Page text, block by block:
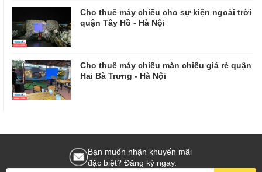
Cho thuê máy chiếu cho sự kiện ngoài trời
quận Tây Hồ - Hà Nội
Cho thuê máy chiếu màn chiếu giá rẻ quận
Hai Bà Trưng - Hà Nội
Bạn muốn nhận khuyến mãi
đặc biệt? Đăng ký ngay.